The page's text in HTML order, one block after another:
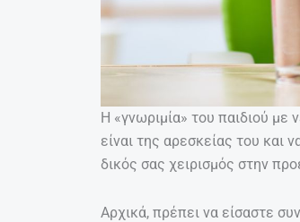
Η «γνωριμία» του παιδιού με
είναι της αρεσκείας του και
δικός σας χειρισμός στην
Αρχικά, πρέπει να είσαστε